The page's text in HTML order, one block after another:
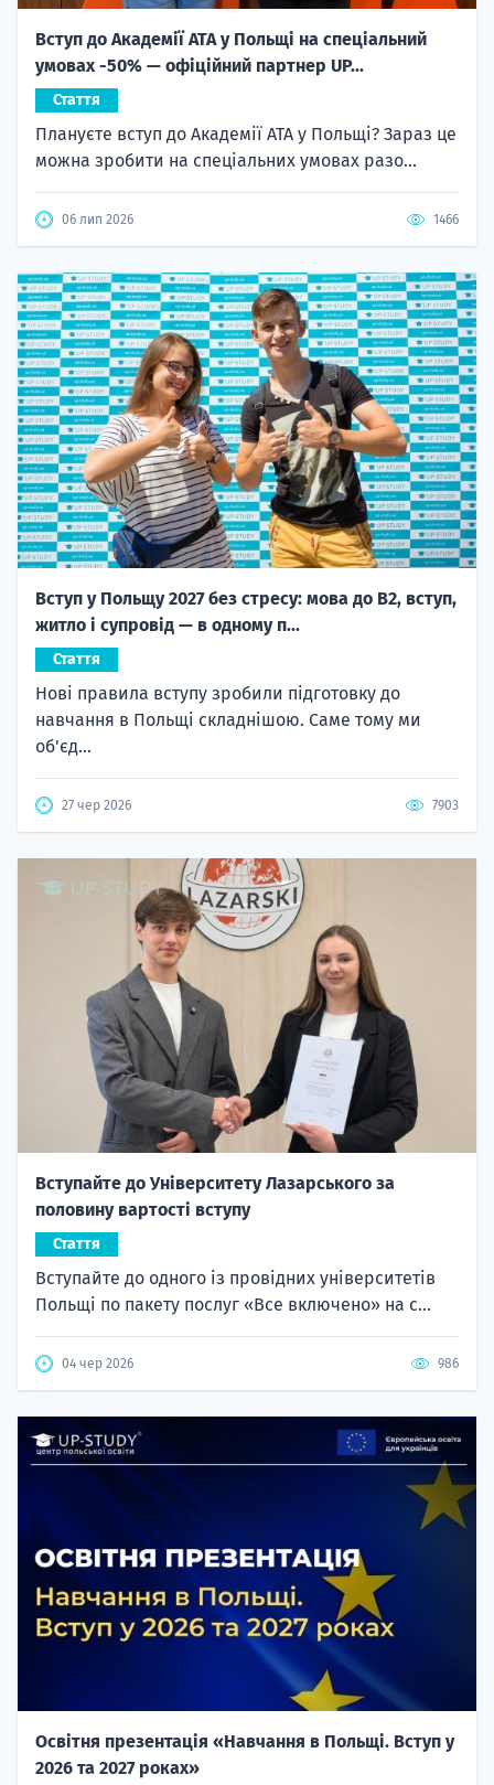
Вступ до Академії ATA у Польщі на спеціальний
умовах -50% — офіційний партнер UP...
Стаття
Плануєте вступ до Академії ATA у Польщі? Зараз це
можна зробити на спеціальних умовах разо...
06 лип 2026 1466
Вступ у Польщу 2027 без стресу: мова до B2, вступ,
житло і супровід — в одному п...
Стаття
Нові правила вступу зробили підготовку до
навчання в Польщі складнішою. Саме тому ми
об'єд...
27 чер 2026 7903
Вступайте до Університету Лазарського за
половину вартості вступу
Стаття
Вступайте до одного із провідних університетів
Польщі по пакету послуг «Все включено» на с...
04 чер 2026 986
Освітня презентація «Навчання в Польщі. Вступ у
2026 та 2027 роках»